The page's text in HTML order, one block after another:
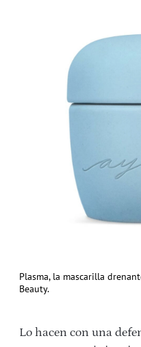
Plasma, la mascarilla
Beauty.
Lo hacen con una